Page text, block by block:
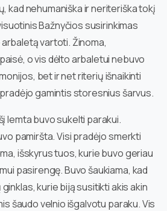
kad nehumaniška ir neriteriška tokį
Bažnyčios susirinkimas
vartoti. Žinoma,
o vis dėlto arbaletui nebuvo
bet ir net riterių išnaikinti
gamintis storesnius šarvus.
lemta buvo sukelti parakui.
pamiršta. Visi pradėjo smerkti
išskyrus tuos, kurie buvo geriau
pasirengę. Buvo šaukiama, kad
kurie biją susitikti akis akin
šaudo velnio išgalvotu paraku. Vis